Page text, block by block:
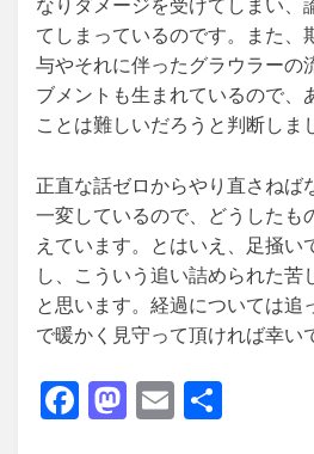
なりダメージを受けてしまい、
てしまっているのです。また、
与やそれに伴ったグラウラーの
ブメントも生まれているので、
ことは難しいだろうと判断しま
正直な話ゼロからやり直さねば
一変しているので、どうしたも
えています。とはいえ、足掻い
し、こういう追い詰められた苦
と思います。経過については追
で暖かく見守って頂ければ幸い
F
M
E